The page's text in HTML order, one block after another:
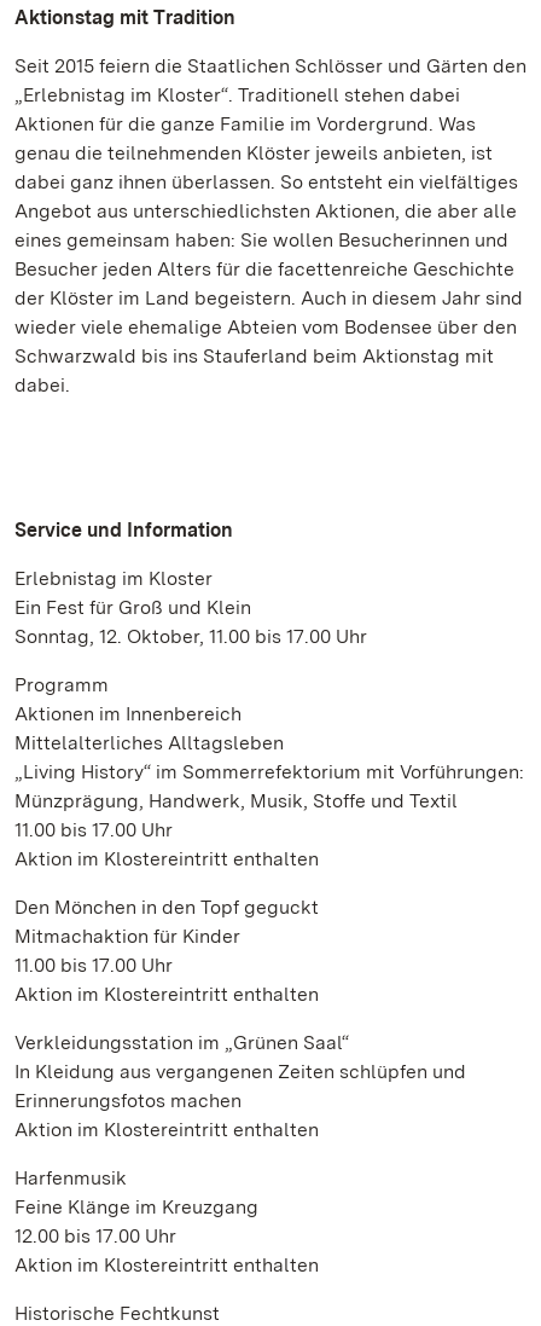
Aktionstag mit Tradition
Seit 2015 feiern die Staatlichen Schlösser und Gärten den
„Erlebnistag im Kloster“. Traditionell stehen dabei
Aktionen für die ganze Familie im Vordergrund. Was
genau die teilnehmenden Klöster jeweils anbieten, ist
dabei ganz ihnen überlassen. So entsteht ein vielfältiges
Angebot aus unterschiedlichsten Aktionen, die aber alle
eines gemeinsam haben: Sie wollen Besucherinnen und
Besucher jeden Alters für die facettenreiche Geschichte
der Klöster im Land begeistern. Auch in diesem Jahr sind
wieder viele ehemalige Abteien vom Bodensee über den
Schwarzwald bis ins Stauferland beim Aktionstag mit
dabei.
Service und Information
Erlebnistag im Kloster
Ein Fest für Groß und Klein
Sonntag, 12. Oktober, 11.00 bis 17.00 Uhr
Programm
Aktionen im Innenbereich
Mittelalterliches Alltagsleben
„Living History“ im Sommerrefektorium mit Vorführungen:
Münzprägung, Handwerk, Musik, Stoffe und Textil
11.00 bis 17.00 Uhr
Aktion im Klostereintritt enthalten
Den Mönchen in den Topf geguckt
Mitmachaktion für Kinder
11.00 bis 17.00 Uhr
Aktion im Klostereintritt enthalten
Verkleidungsstation im „Grünen Saal“
In Kleidung aus vergangenen Zeiten schlüpfen und
Erinnerungsfotos machen
Aktion im Klostereintritt enthalten
Harfenmusik
Feine Klänge im Kreuzgang
12.00 bis 17.00 Uhr
Aktion im Klostereintritt enthalten
Historische Fechtkunst